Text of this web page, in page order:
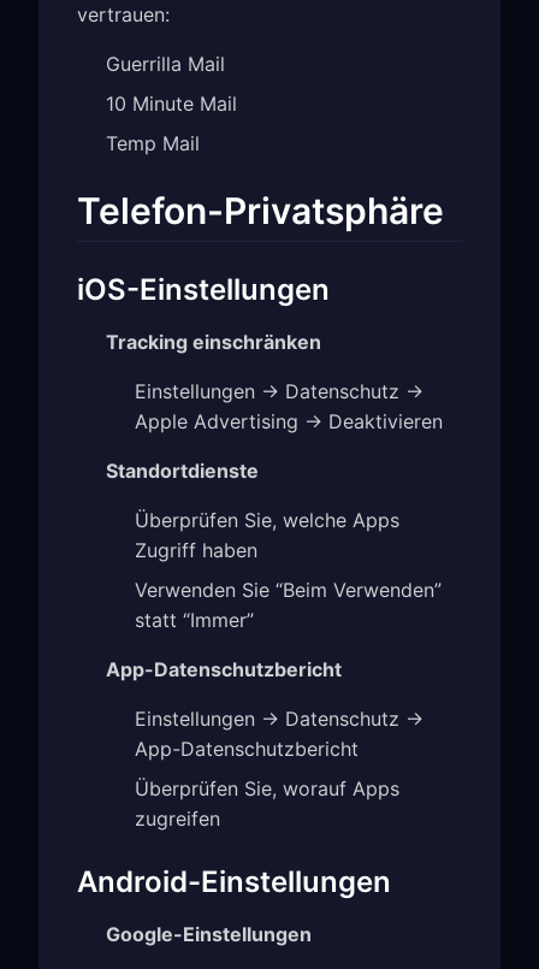
vertrauen:
Guerrilla Mail
10 Minute Mail
Temp Mail
Telefon-Privatsphäre
iOS-Einstellungen
Tracking einschränken
Einstellungen → Datenschutz →
Apple Advertising → Deaktivieren
Standortdienste
Überprüfen Sie, welche Apps
Zugriff haben
Verwenden Sie “Beim Verwenden”
statt “Immer”
App-Datenschutzbericht
Einstellungen → Datenschutz →
App-Datenschutzbericht
Überprüfen Sie, worauf Apps
zugreifen
Android-Einstellungen
Google-Einstellungen